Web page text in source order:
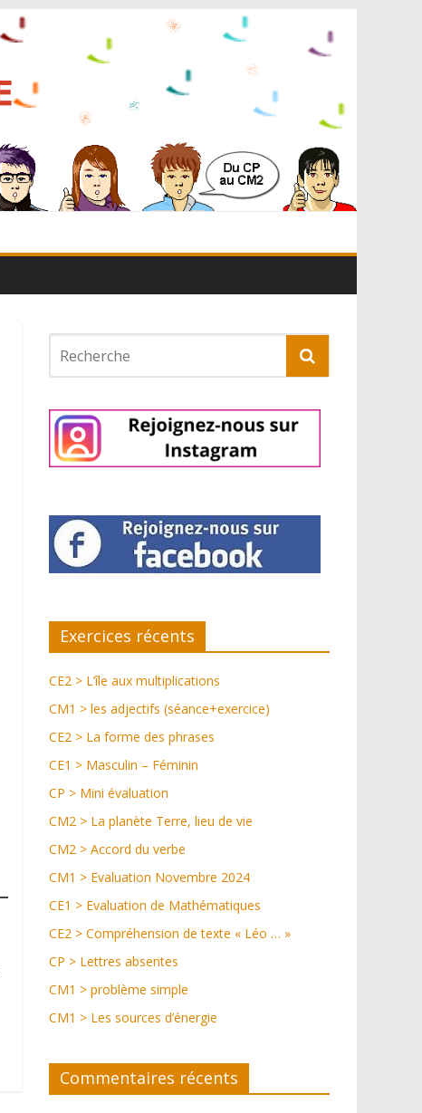
Exercices récents
CE2 > L’île aux multiplications
CM1 > les adjectifs (séance+exercice)
CE2 > La forme des phrases
CE1 > Masculin – Féminin
CP > Mini évaluation
CM2 > La planète Terre, lieu de vie
CM2 > Accord du verbe
CM1 > Evaluation Novembre 2024
CE1 > Evaluation de Mathématiques
CE2 > Compréhension de texte « Léo … »
CP > Lettres absentes
CM1 > problème simple
CM1 > Les sources d’énergie
Commentaires récents